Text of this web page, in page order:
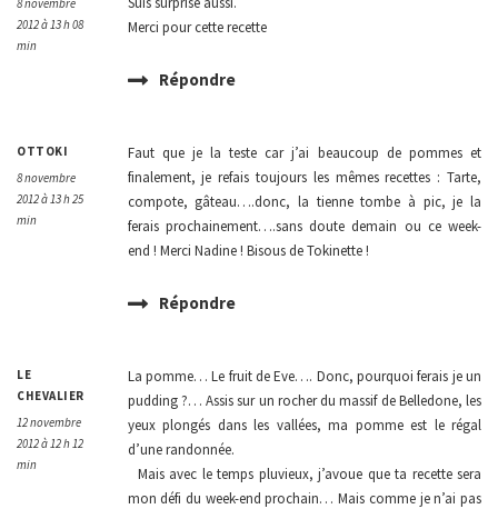
2012 à 13 h 08
min
Merci pour cette recette
Répondre
OTTOKI
8 novembre
2012 à 13 h 25
min
Faut que je la teste car j’ai beaucoup de pommes et
finalement, je refais toujours les mêmes recettes : Tarte,
compote, gâteau….donc, la tienne tombe à pic, je la
ferais prochainement….sans doute demain ou ce week-
end ! Merci Nadine ! Bisous de Tokinette !
Répondre
LE
CHEVALIER
12 novembre
2012 à 12 h 12
min
La pomme… Le fruit de Eve…. Donc, pourquoi ferais je un
pudding ?… Assis sur un rocher du massif de Belledone, les
yeux plongés dans les vallées, ma pomme est le régal
d’une randonnée.
Mais avec le temps pluvieux, j’avoue que ta recette sera
mon défi du week-end prochain… Mais comme je n’ai pas